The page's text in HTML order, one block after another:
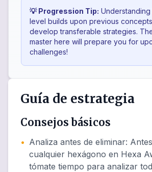
💡 Progression Tip:
level builds upon previous
develop transferable strategies.
master here will prepare you for
challenges!
Guía de estrategia
Consejos básicos
• Analiza antes de eliminar:
cualquier hexágono en Hexa
tómate tiempo para analizar